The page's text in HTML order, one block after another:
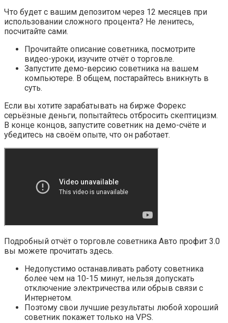
Что будет с вашим депозитом через 12 месяцев при
использовании сложного процента? Не ленитесь,
посчитайте сами.
Прочитайте описание советника, посмотрите
видео-уроки, изучите отчёт о торговле.
Запустите демо-версию советника на вашем
компьютере. В общем, постарайтесь вникнуть в
суть.
Если вы хотите зарабатывать на бирже Форекс
серьёзные деньги, попытайтесь отбросить скептицизм.
В конце концов, запустите советник на демо-счёте и
убедитесь на своём опыте, что он работает.
Подробный отчёт о торговле советника Авто профит 3.0
вы можете прочитать здесь.
Недопустимо останавливать работу советника
более чем на 10-15 минут, нельзя допускать
отключение электричества или обрыв связи с
Интернетом.
Поэтому свои лучшие результаты любой хороший
советник покажет только на VPS.